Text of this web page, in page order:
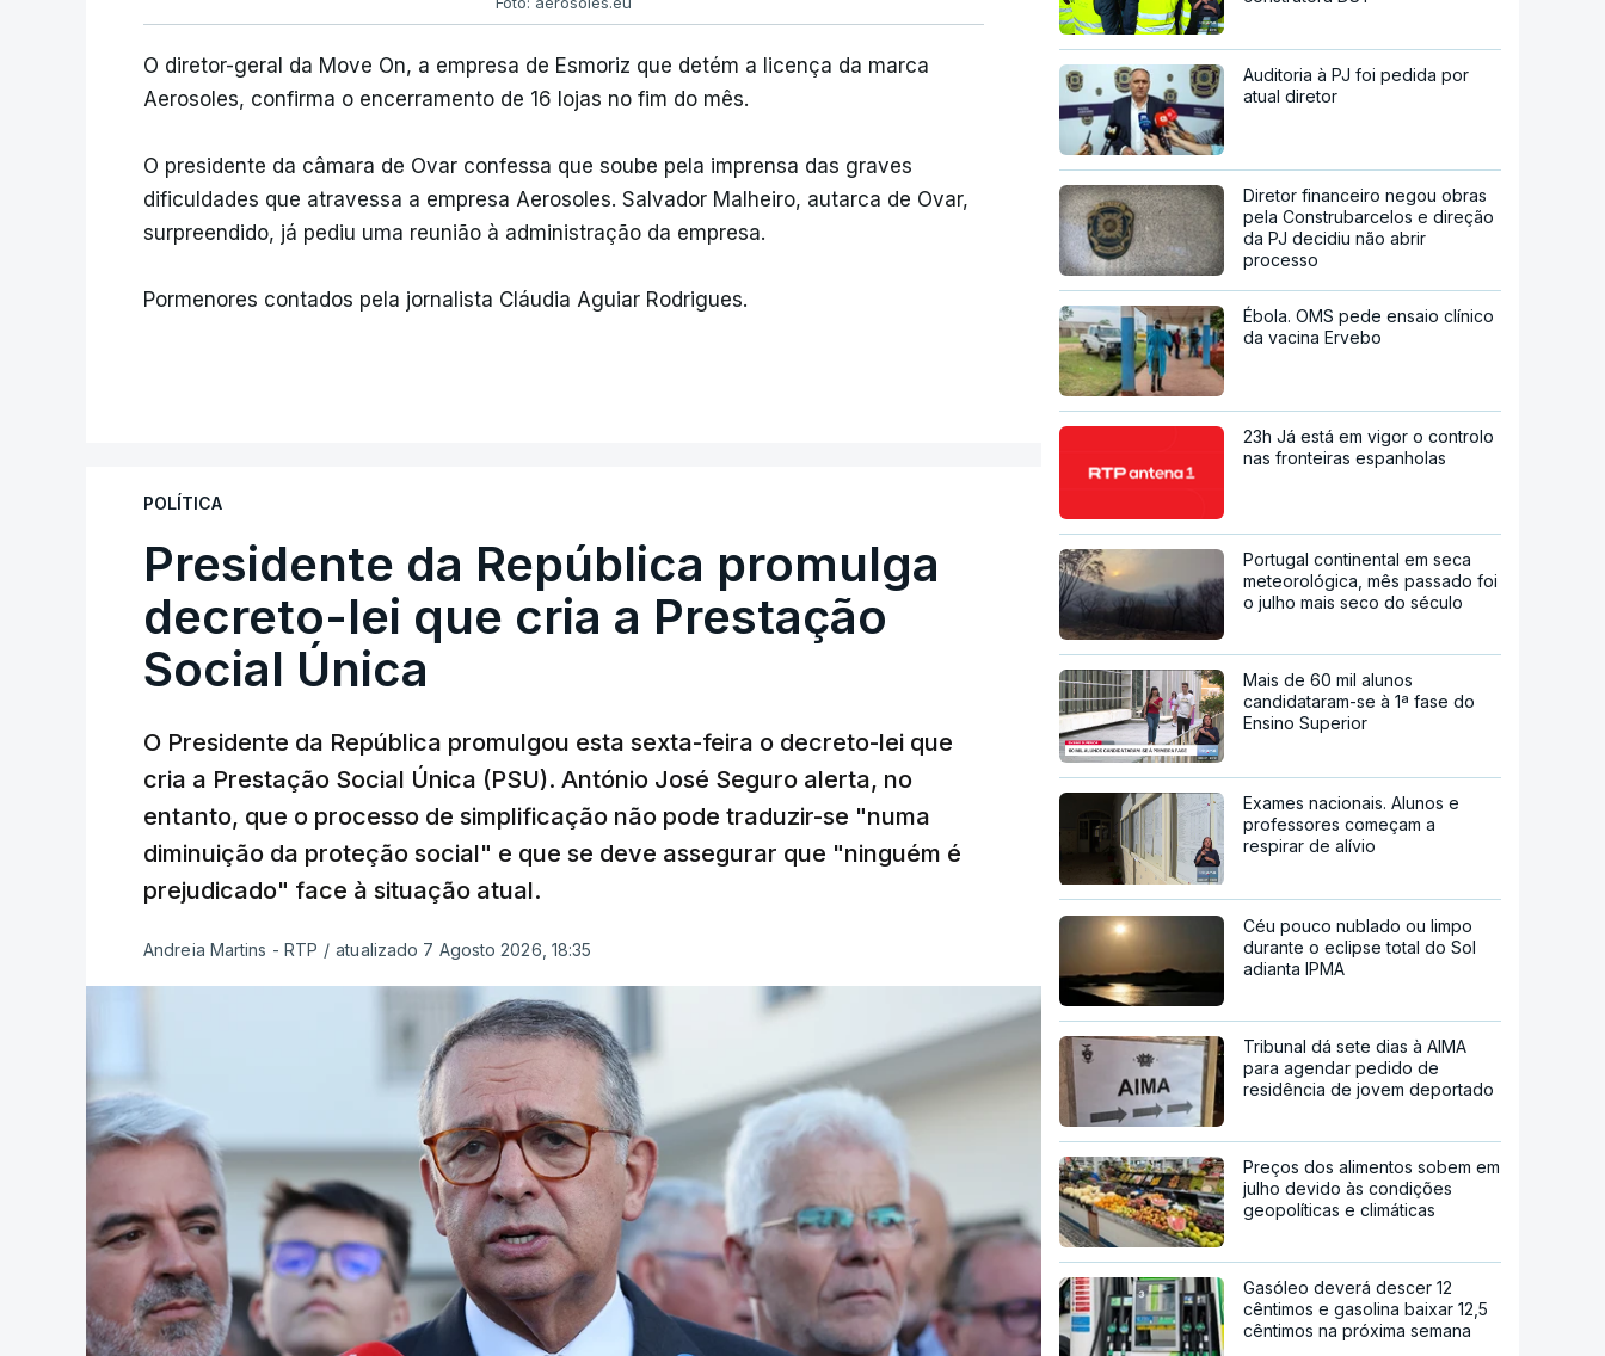
O diretor-geral da Move On, a empresa de Esmoriz que detém a licença da marca
Aerosoles, confirma o encerramento de 16 lojas no fim do mês.
O presidente da câmara de Ovar confessa que soube pela imprensa das graves
dificuldades que atravessa a empresa Aerosoles. Salvador Malheiro, autarca de Ovar,
surpreendido, já pediu uma reunião à administração da empresa.
Pormenores contados pela jornalista Cláudia Aguiar Rodrigues.
POLÍTICA
Presidente da República promulga
decreto-lei que cria a Prestação
Social Única
O Presidente da República promulgou esta sexta-feira o decreto-lei que
cria a Prestação Social Única (PSU). António José Seguro alerta, no
entanto, que o processo de simplificação não pode traduzir-se "numa
diminuição da proteção social" e que se deve assegurar que "ninguém é
prejudicado" face à situação atual.
Andreia Martins - RTP / atualizado 7 Agosto 2026, 18:35
Auditoria à PJ foi pedida por
atual diretor
Diretor financeiro negou obras
pela Construbarcelos e direção
da PJ decidiu não abrir
processo
Ébola. OMS pede ensaio clínico
da vacina Ervebo
23h Já está em vigor o controlo
nas fronteiras espanholas
Portugal continental em seca
meteorológica, mês passado foi
o julho mais seco do século
Mais de 60 mil alunos
candidataram-se à 1ª fase do
Ensino Superior
Exames nacionais. Alunos e
professores começam a
respirar de alívio
Céu pouco nublado ou limpo
durante o eclipse total do Sol
adianta IPMA
Tribunal dá sete dias à AIMA
para agendar pedido de
residência de jovem deportado
Preços dos alimentos sobem em
julho devido às condições
geopolíticas e climáticas
Gasóleo deverá descer 12
cêntimos e gasolina baixar 12,5
cêntimos na próxima semana